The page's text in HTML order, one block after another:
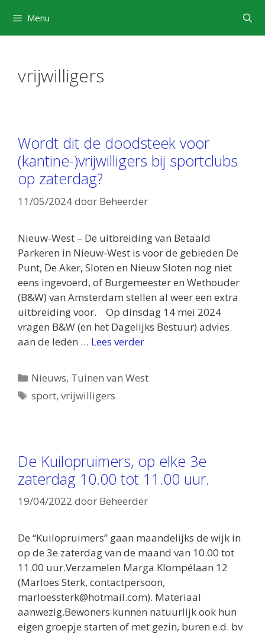
naar
de
Menu
vrijwilligers
Wordt dit de doodsteek voor
(kantine-)vrijwilligers bij sportclubs
op zaterdag?
11/05/2024door Beheerder
Nieuw-West – De uitbreiding van Betaald
Parkeren in Nieuw-West is voor de gebieden De
Punt, De Aker, Sloten en Nieuw Sloten nog niet
eens ingevoerd, of Burgemeester en Wethouder
(B&W) van Amsterdam stellen al weer een extra
uitbreiding voor. Op dinsdag 14 mei 2024
vragen B&W (en het Dagelijks Bestuur) advies
aan de leden … Lees verder
Categorieën
Nieuws, Tuinen van West
Tags
sport,vrijwilligers
De Kuilopruimers, op elke 3e
zaterdag 10.00 tot 11.00 uur.
19/04/2022 door Beheerder
De “Kuilopruimers” gaan maandelijks de wijk in
op de 3e zaterdag van de maand van 10.00 tot
11.00 uur.Verzamelen Marga Klompélaan 12
(Marloes Sterk, contactpersoon,
marloessterk@hotmail.com). Materiaal
aanwezig.Bewoners kunnen natuurlijk ook hun
eigen groepje starten of met gezin, buren e.d. bv